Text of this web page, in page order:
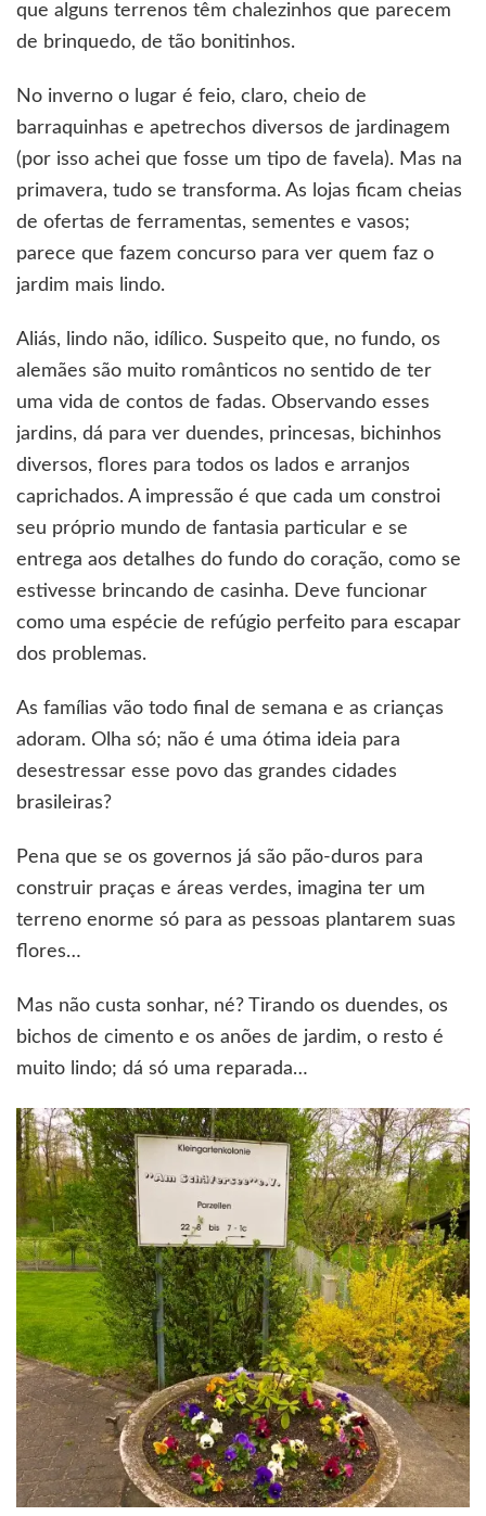
que alguns terrenos têm chalezinhos que parecem
de brinquedo, de tão bonitinhos.
No inverno o lugar é feio, claro, cheio de
barraquinhas e apetrechos diversos de jardinagem
(por isso achei que fosse um tipo de favela). Mas na
primavera, tudo se transforma. As lojas ficam cheias
de ofertas de ferramentas, sementes e vasos;
parece que fazem concurso para ver quem faz o
jardim mais lindo.
Aliás, lindo não, idílico. Suspeito que, no fundo, os
alemães são muito românticos no sentido de ter
uma vida de contos de fadas. Observando esses
jardins, dá para ver duendes, princesas, bichinhos
diversos, flores para todos os lados e arranjos
caprichados. A impressão é que cada um constroi
seu próprio mundo de fantasia particular e se
entrega aos detalhes do fundo do coração, como se
estivesse brincando de casinha. Deve funcionar
como uma espécie de refúgio perfeito para escapar
dos problemas.
As famílias vão todo final de semana e as crianças
adoram. Olha só; não é uma ótima ideia para
desestressar esse povo das grandes cidades
brasileiras?
Pena que se os governos já são pão-duros para
construir praças e áreas verdes, imagina ter um
terreno enorme só para as pessoas plantarem suas
flores…
Mas não custa sonhar, né? Tirando os duendes, os
bichos de cimento e os anões de jardim, o resto é
muito lindo; dá só uma reparada…